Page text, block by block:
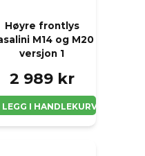
Høyre frontlys
M14 og M20
versjon 1
2 989 kr
LEGG I HANDLEKURV